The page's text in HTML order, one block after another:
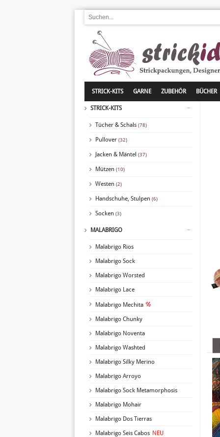
STRICK-KITS GARNE ZUBEHÖR BÜCHER
STRICK-KITS
Tücher & Schals (78)
Pullover (32)
Jacken & Mäntel (37)
Mützen (10)
Westen (2)
Handschuhe, Stulpen (6)
Socken (3)
MALABRIGO
Malabrigo Rios
Malabrigo Sock
Malabrigo Worsted
Malabrigo Lace
Malabrigo Mechita
Malabrigo Chunky
Malabrigo Noventa
Malabrigo Washted
Malabrigo Silky Merino
Malabrigo Arroyo
Malabrigo Sock Metamorphosis
Malabrigo Mohair
Malabrigo Dos Tierras
Malabrigo Seis Cabos NEU